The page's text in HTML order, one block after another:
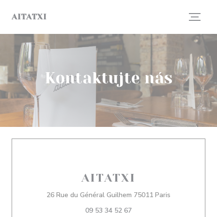
AITATXI
Kontaktujte nás
AITATXI
26 Rue du Général Guilhem 75011 Paris
09 53 34 52 67